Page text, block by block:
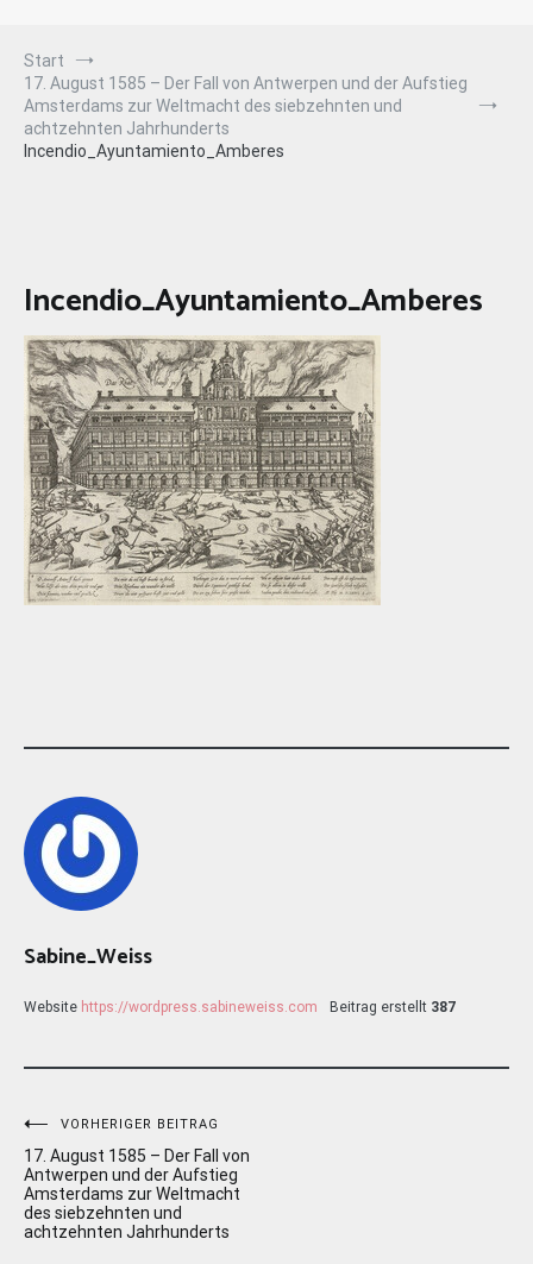
Start
17. August 1585 – Der Fall von Antwerpen und der Aufstieg
Amsterdams zur Weltmacht des siebzehnten und
achtzehnten Jahrhunderts
Incendio_Ayuntamiento_Amberes
Incendio_Ayuntamiento_Amberes
Sabine_Weiss
Website https://wordpress.sabineweiss.com Beitrag erstellt 387
Beitragsnavigation
VORHERIGER BEITRAG
17. August 1585 – Der Fall von
Antwerpen und der Aufstieg
Amsterdams zur Weltmacht
des siebzehnten und
achtzehnten Jahrhunderts